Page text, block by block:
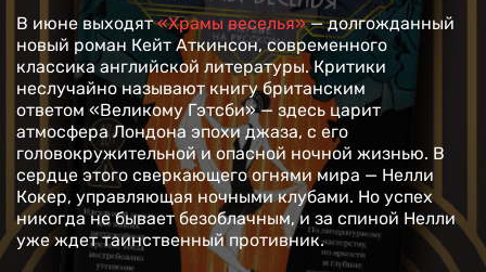
В июне выходят«Храмы веселья»— долгожданный
новый роман Кейт Аткинсон, современного
классика английской литературы. Критики
неслучайно называют книгу британским
ответом «Великому Гэтсби» — здесь царит
атмосфера Лондона эпохи джаза, с его
головокружительной и опасной ночной жизнью. В
сердце этого сверкающего огнями мира — Нелли
Кокер, управляющая ночными клубами. Но успех
никогда не бывает безоблачным, и за спиной Нелли
уже ждет таинственный противник.